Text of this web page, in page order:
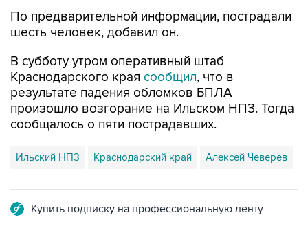
По предварительной информации, пострадали
шесть человек, добавил он.
В субботу утром оперативный штаб
Краснодарского края сообщил, что в
результате падения обломков БПЛА
произошло возгорание на Ильском НПЗ. Тогда
сообщалось о пяти пострадавших.
Ильский НПЗ Краснодарский край Алексей Чеверев
Купить подписку на профессиональную ленту